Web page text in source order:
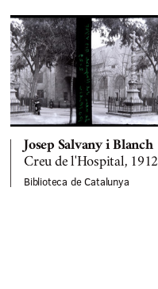
Josep Salvany i Blanch
Creu de l'Hospital, 1912
Biblioteca de Catalunya